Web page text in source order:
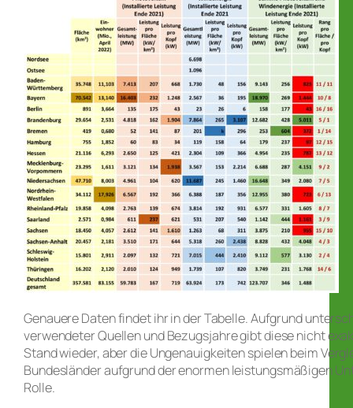
Genauere Daten findet ihr in der Tabelle. Aufgrund
verwendeter Quellen und Bezugsjahre gibt diese nicht
Stand wieder, aber die Ungenauigkeiten spielen beim
Bundesländer aufgrund der enormen leistungsmäßigen
Rolle.